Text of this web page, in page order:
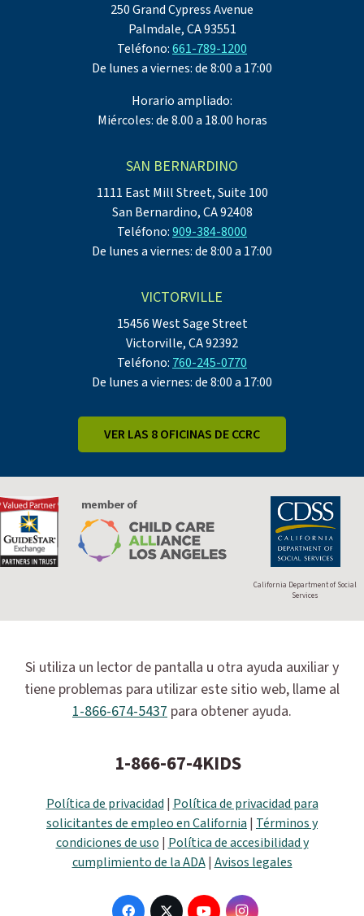
250 Grand Cypress Avenue
Palmdale, CA 93551
Teléfono:661-789-1200
De lunes a viernes: de 8:00 a 17:00
Horario ampliado:
Miércoles: de 8.00 a 18.00 horas
SAN BERNARDINO
1111 East Mill Street, Suite 100
San Bernardino, CA 92408
Teléfono:909-384-8000
De lunes a viernes: de 8:00 a 17:00
VICTORVILLE
15456 West Sage Street
Victorville, CA 92392
Teléfono: 760-245-0770
De lunes a viernes: de 8:00 a 17:00
VER LAS 8 OFICINAS DE CCRC
California Department of Social
Services
Si utiliza un lector de pantalla u otra ayuda auxiliar y
tiene problemas para utilizar este sitio web, llame al
1-866-674-5437 para obtener ayuda.
1-866-67-4KIDS
Política de privacidad | Política de privacidad para
solicitantes de empleo en California | Términos y
condiciones de uso | Política de accesibilidad y
cumplimiento de la ADA| Avisos legales